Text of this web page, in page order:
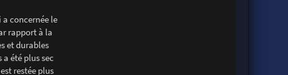
concernée le
rapport à la
et durables
été plus sec
restée plus